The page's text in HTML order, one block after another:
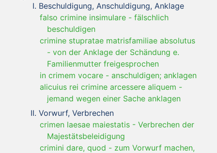
Beschuldigung, Anschuldigung, Anklage
falso crimine insimulare - fälschlich
beschuldigen
crimine stupratae matrisfamiliae absolutus
- von der Anklage der Schändung e.
Familienmutter freigesprochen
in crimem vocare - anschuldigen; anklagen
alicuius rei crimine arcessere aliquem -
jemand wegen einer Sache anklagen
Vorwurf, Verbrechen
crimen laesae maiestatis - Verbrechen der
Majestätsbeleidigung
crimini dare, quod - zum Vorwurf machen,